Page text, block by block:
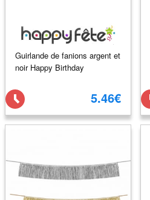
Guirlande de fanions argent et
noir Happy Birthday
5.46€